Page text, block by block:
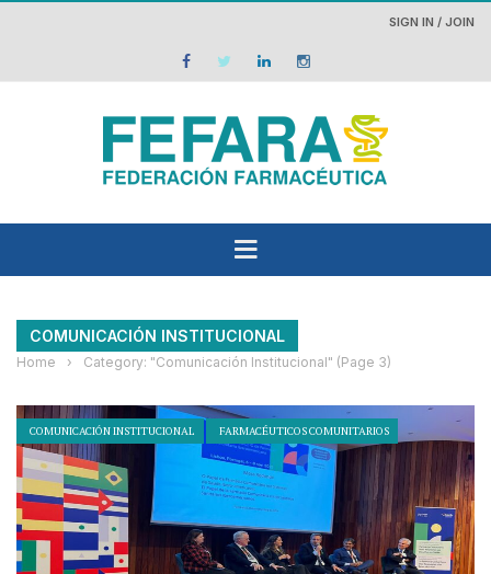
SIGN IN / JOIN
COMUNICACIÓN INSTITUCIONAL
Home › Category: "Comunicación Institucional" (Page 3)
COMUNICACIÓN INSTITUCIONAL FARMACÉUTICOS COMUNITARIOS